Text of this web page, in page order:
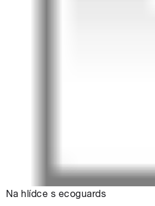
Na hlídce s ecoguards